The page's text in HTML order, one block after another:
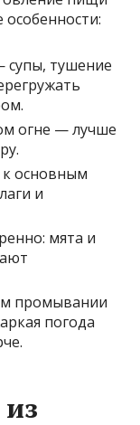
супы, тушение
огне — лучше
основным
и
мята и
промывании
погода